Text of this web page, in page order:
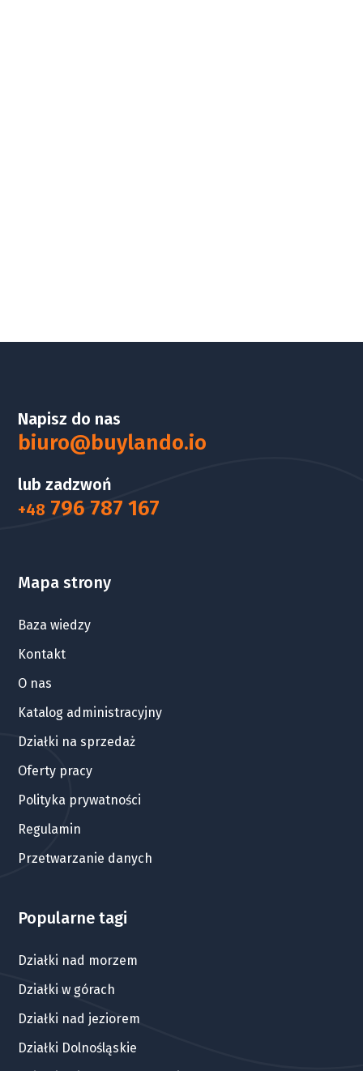
Napisz do nas
biuro@buylando.io
lub zadzwoń
+48 796 787 167
Mapa strony
Baza wiedzy
Kontakt
O nas
Katalog administracyjny
Działki na sprzedaż
Oferty pracy
Polityka prywatności
Regulamin
Przetwarzanie danych
Popularne tagi
Działki nad morzem
Działki w górach
Działki nad jeziorem
Działki Dolnośląskie